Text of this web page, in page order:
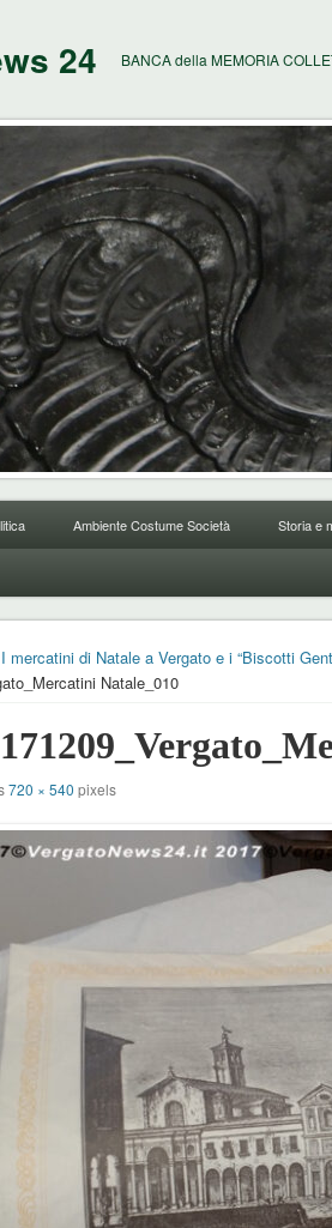
24 BANCA della MEMORIA
Ambiente Costume Società Storia e
I mercatini di Natale a Vergato e i “Biscotti
Natale_010
720 × 540 pixels